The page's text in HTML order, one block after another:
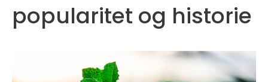
popularitet og historie